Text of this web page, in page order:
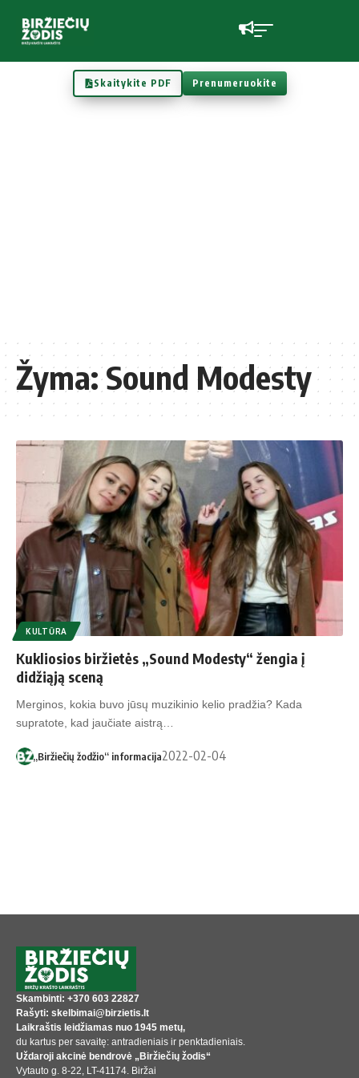
Skaitykite PDF Prenumeruokite
Žyma:Sound Modesty
KULTŪRA
Kukliosios biržietės „Sound Modesty“ žengia į
didžiąją sceną
Merginos, kokia buvo jūsų muzikinio kelio pradžia? Kada
supratote, kad jaučiate aistrą…
„Biržiečių žodžio“ informacija2022-02-04
Skambinti: +370 603 22827
Rašyti: skelbimai@birzietis.lt
Laikraštis leidžiamas nuo 1945 metų,
du kartus per savaitę: antradieniais ir penktadieniais.
Uždaroji akcinė bendrovė „Biržiečių žodis“
Vytauto g. 8-22, LT-41174. Biržai